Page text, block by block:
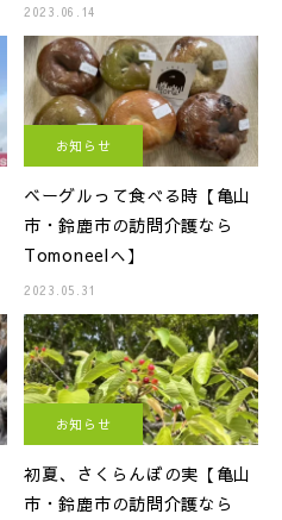
2023.06.14
お知らせ
ベーグルって食べる時【亀山
市・鈴鹿市の訪問介護なら
Tomoneelへ】
2023.05.31
お知らせ
初夏、さくらんぼの実【亀山
市・鈴鹿市の訪問介護なら